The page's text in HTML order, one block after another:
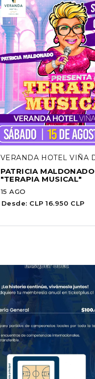
VERANDA HOTEL VIÑA
PATRICIA
"TERAPIA MUSICAL"
15 AGO
Desde: CLP 16.950 CLP